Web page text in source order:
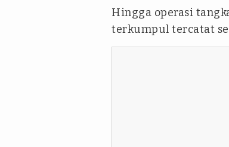
Hingga operasi
terkumpul tercatat